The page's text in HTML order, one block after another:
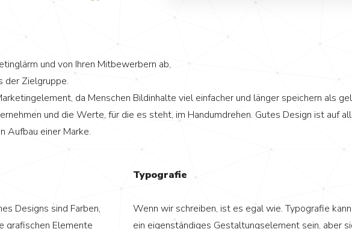
und von Ihren Mitbewerbern ab,
der Zielgruppe.
da Menschen Bildinhalte viel einfacher und länger speichern als
und die Werte, für die es steht, im Handumdrehen. Gutes Design ist auf
Aufbau einer Marke.
Designs sind Farben,
grafischen Elemente
Typografie
Wenn wir schreiben, ist es egal wie. Typografie kann
ein eigenständiges Gestaltungselement sein, aber